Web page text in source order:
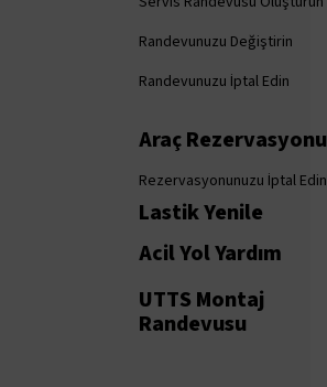
Randevunuzu Değiştirin
Randevunuzu İptal Edin
Araç Rezervasyonu
Rezervasyonunuzu İptal Edin
Lastik Yenile
Acil Yol Yardım
UTTS Montaj
Randevusu